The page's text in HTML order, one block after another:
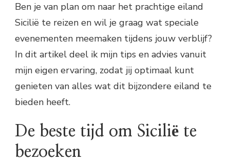
Ben je van plan om naar het prachtige eiland
Sicilië te reizen en wil je graag wat speciale
evenementen meemaken tijdens jouw verblijf?
In dit artikel deel ik mijn tips en advies vanuit
mijn eigen ervaring, zodat jij optimaal kunt
genieten van alles wat dit bijzondere eiland te
bieden heeft.
De beste tijd om Sicilië te
bezoeken